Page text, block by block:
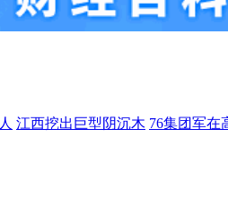
江西挖出巨型阴沉木 76集团军在